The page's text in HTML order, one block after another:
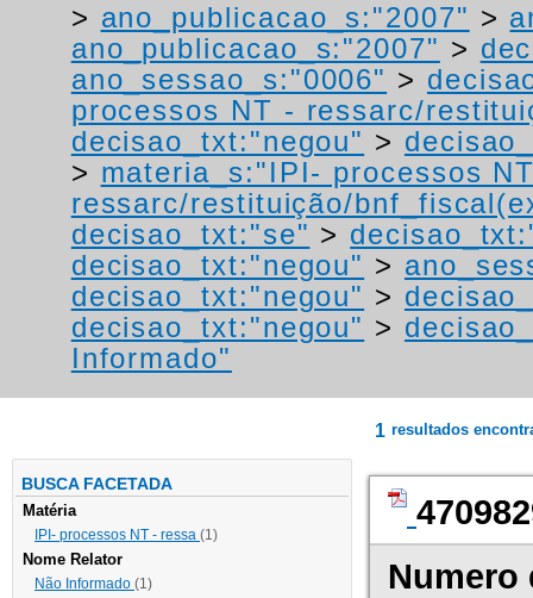
> ano_publicacao_s:"2007" >
ano_publicacao_s:"2007" >
ano_sessao_s:"0006" >
processos NT - ressarc/
decisao_txt:"negou" >
> materia_s:"IPI- processos
ressarc/restituição/
decisao_txt:"se" >
decisao_txt:"negou" >
decisao_txt:"negou" >
decisao_txt:"negou" >
Informado"
BUSCA FACETADA
Matéria
IPI- processos NT - ressa (1)
Nome Relator
Não Informado (1)
1 resultados
Numero